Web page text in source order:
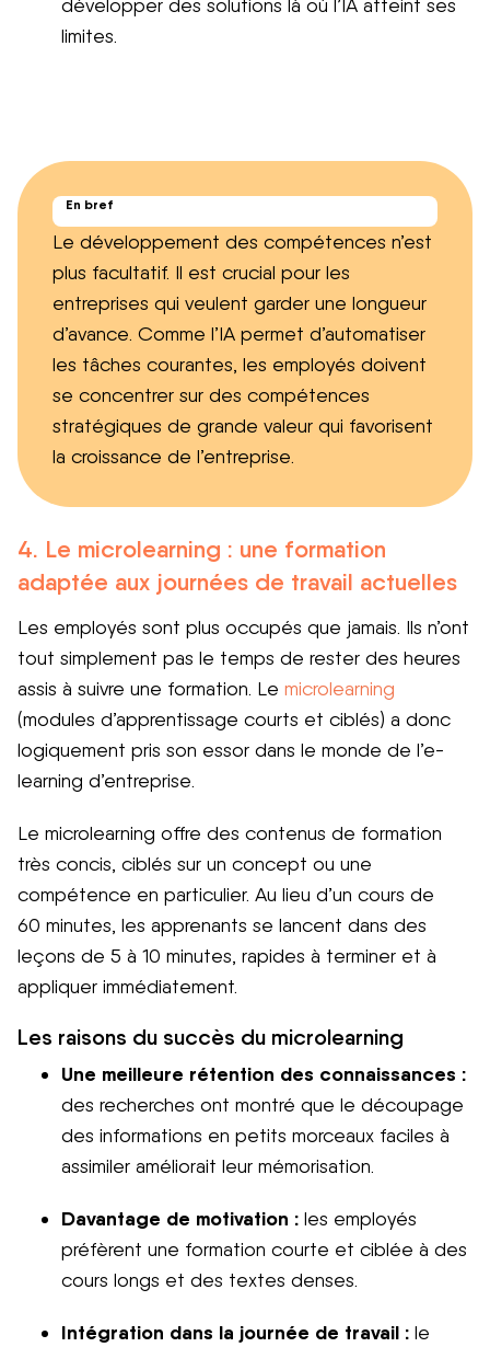
développer des solutions là où l’IA atteint ses
limites.
En bref
Le développement des compétences n’est
plus facultatif. Il est crucial pour les
entreprises qui veulent garder une longueur
d’avance. Comme l’IA permet d’automatiser
les tâches courantes, les employés doivent
se concentrer sur des compétences
stratégiques de grande valeur qui favorisent
la croissance de l’entreprise.
4. Le microlearning : une formation
adaptée aux journées de travail actuelles
Les employés sont plus occupés que jamais. Ils n’ont
tout simplement pas le temps de rester des heures
assis à suivre une formation. Le microlearning
(modules d’apprentissage courts et ciblés) a donc
logiquement pris son essor dans le monde de l’e-
learning d’entreprise.
Le microlearning offre des contenus de formation
très concis, ciblés sur un concept ou une
compétence en particulier. Au lieu d’un cours de
60 minutes, les apprenants se lancent dans des
leçons de 5 à 10 minutes, rapides à terminer et à
appliquer immédiatement.
Les raisons du succès du microlearning
Une meilleure rétention des connaissances :
des recherches ont montré que le découpage
des informations en petits morceaux faciles à
assimiler améliorait leur mémorisation.
Davantage de motivation : les employés
préfèrent une formation courte et ciblée à des
cours longs et des textes denses.
Intégration dans la journée de travail : le